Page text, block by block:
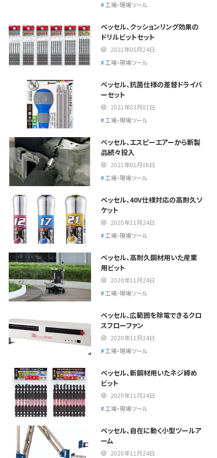
工場・現場ツール
ベッセル、クッションリング効果の
ドリルビットセット
2021年05月24日
工場・現場ツール
ベッセル、抗菌仕様の差替ドライバ
ーセット
2021年03月01日
工場・現場ツール
ベッセル、エスピーエアーから新製
品続々投入
2021年01月08日
工場・現場ツール
ベッセル、40V仕様対応の高耐久ソ
ケット
2020年11月24日
工場・現場ツール
ベッセル、高耐久鋼材用いた産業
用ビット
2020年11月24日
工場・現場ツール
ベッセル、広範囲を除電できるクロ
スフローファン
2020年11月24日
工場・現場ツール
ベッセル、新鋼材用いたネジ締め
ビット
2020年11月24日
工場・現場ツール
ベッセル、自在に動く小型ツールア
ーム
2020年11月24日